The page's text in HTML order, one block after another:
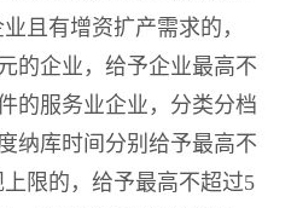
且有增资扩产需求的，
的企业，给予企业最高不
的服务业企业，分类分档
纳库时间分别给予最高不
限的，给予最高不超过5